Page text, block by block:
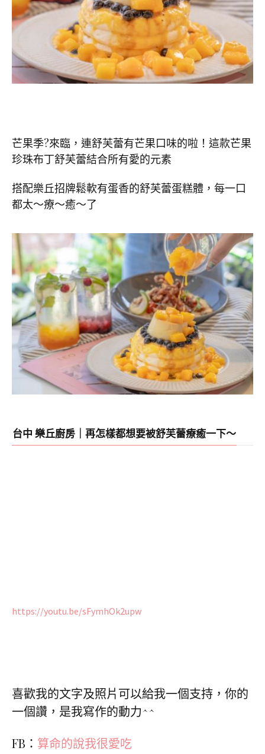
芒果季?來臨，連舒芙蕾有芒果口味的啦！這款芒果
珍珠布丁舒芙蕾結合所有愛的元素
搭配樂丘招牌鬆軟有蛋香的舒芙蕾蛋糕體，每一口
都太～療～癒～了
台中 樂丘廚房｜再怎樣都想要被舒芙蕾療癒一下～
https://youtu.be/sFymhOk2upw
喜歡我的文字及照片可以給我一個支持，你的
一個讚，是我寫作的動力^^
FB： 算命的說我很愛吃